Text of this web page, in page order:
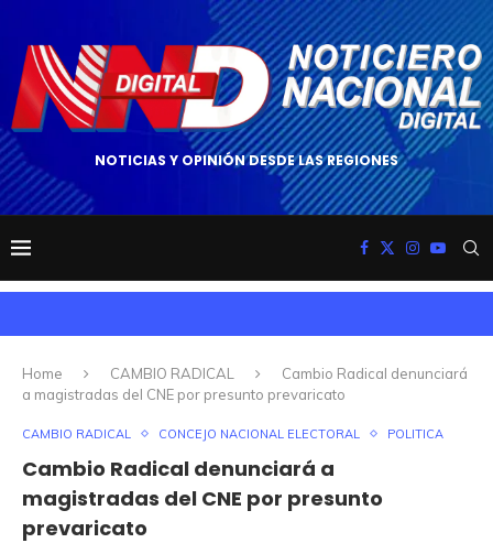
NOTICIAS Y OPINIÓN DESDE LAS REGIONES
Home CAMBIO RADICAL
Cambio Radical denunciará
a magistradas del CNE por presunto prevaricato
CAMBIO RADICAL CONCEJO NACIONAL ELECTORAL POLITICA
Cambio Radical denunciará a
magistradas del CNE por presunto
prevaricato